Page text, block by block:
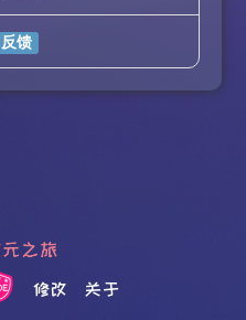
修改 关于